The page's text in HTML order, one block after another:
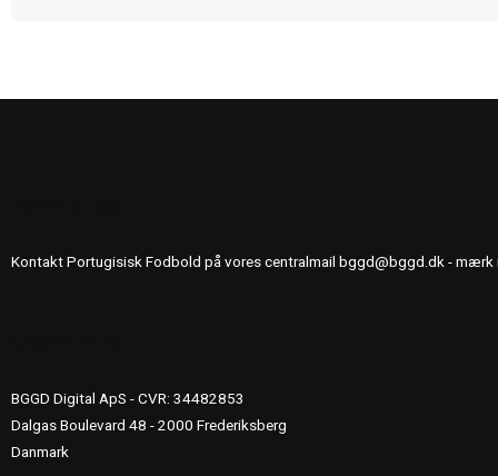
Kontakt Portugisisk Fodbold på vores centralmail bggd@bggd.dk - mærk
BGGD Digital ApS - CVR: 34482853
Dalgas Boulevard 48 - 2000 Frederiksberg
Danmark